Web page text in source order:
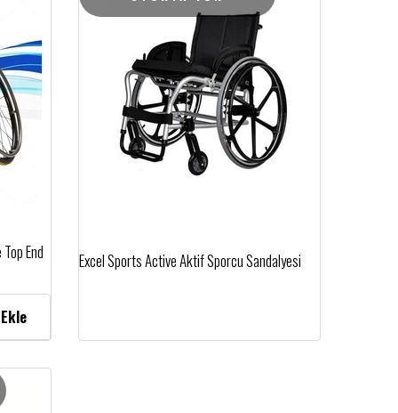
End
Excel Sports Active Aktif Sporcu Sandalyesi